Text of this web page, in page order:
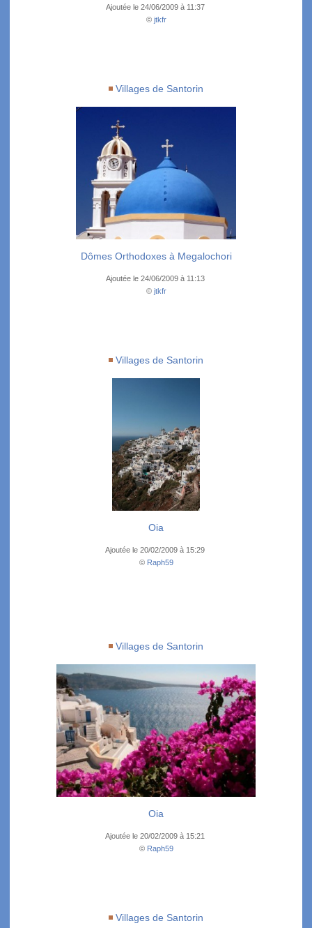
Ajoutée le 24/06/2009 à 11:37
© jtkfr
Villages de Santorin
Dômes Orthodoxes à Megalochori
Ajoutée le 24/06/2009 à 11:13
© jtkfr
Villages de Santorin
Oia
Ajoutée le 20/02/2009 à 15:29
© Raph59
Villages de Santorin
Oia
Ajoutée le 20/02/2009 à 15:21
© Raph59
Villages de Santorin